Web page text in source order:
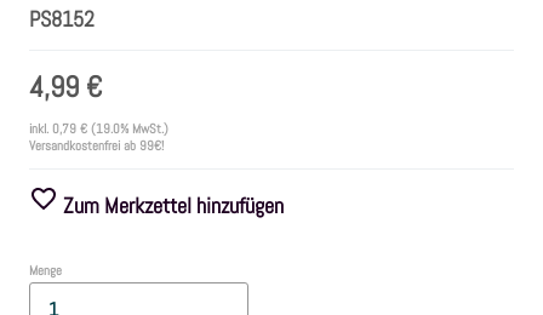
Papiere
Bänder & Garn
Zubehör
PS8152
4,99 €
inkl. 0,79 € (19.0% MwSt.)
Versandkostenfrei ab 99€!
Zum Merkzettel hinzufügen
Menge